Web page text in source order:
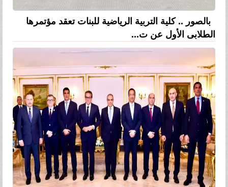
بالصور .. كلية التربية الرياضية للبنات تعقد مؤتمرها
الطلابى الأول عن ت...